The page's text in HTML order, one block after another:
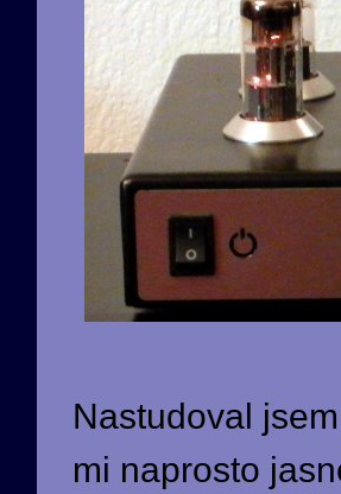
Nastudoval
mi naprosto